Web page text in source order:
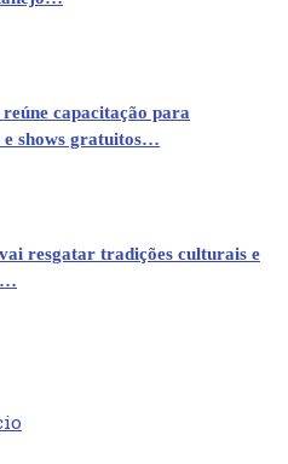
capacitação para
shows gratuitos…
resgatar tradições culturais e